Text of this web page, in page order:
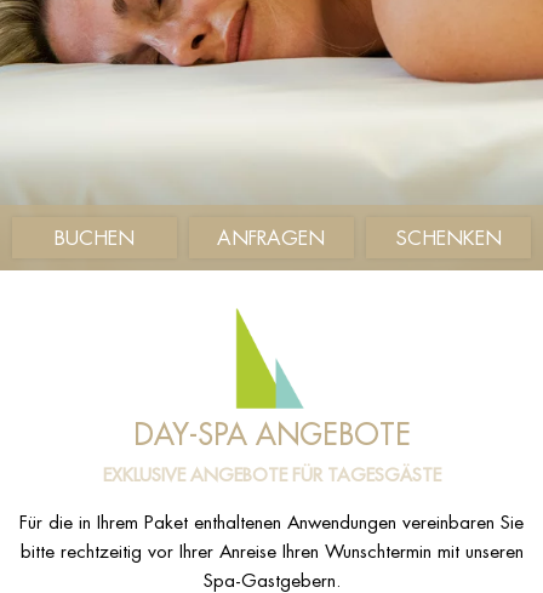
BUCHEN ANFRAGEN SCHENKEN
DAY-SPA ANGEBOTE
EXKLUSIVE ANGEBOTE FÜR TAGESGÄSTE
Für die in Ihrem Paket enthaltenen Anwendungen vereinbaren Sie
bitte rechtzeitig vor Ihrer Anreise Ihren Wunschtermin mit unseren
Spa-Gastgebern.